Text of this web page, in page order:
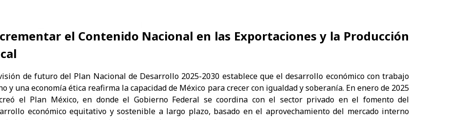
el Contenido Nacional en las Exportaciones y la Producción
de futuro del Plan Nacional de Desarrollo 2025-2030 establece que el desarrollo económico con trabajo
y una economía ética reafirma la capacidad de México para crecer con igualdad y soberanía. En enero de 2025
el Plan México, en donde el Gobierno Federal se coordina con el sector privado en el fomento del
económico equitativo y sostenible a largo plazo, basado en el aprovechamiento del mercado interno